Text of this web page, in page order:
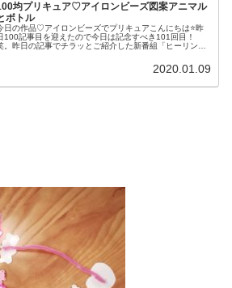
均プリキュア♡アイロンビーズ図案アニマル
ボトル
日の作品♡アイロンビーズでプリキュアこんにちは⭐昨
100記事目を迎えたので今日は記念すべき101回目！
。昨日の記事でチラッとご紹介した新番組「ヒーリング
2020.01.09